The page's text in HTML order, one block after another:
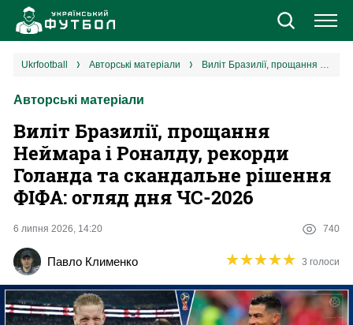
Новини
Єврокубки
УПЛ
Різне
ukrfootball авторські матеріали Виліт Бразилії, прощання Неймара і Роналду, рекорди Голанда та скандальне рішення ФІФА: огляд дня ЧС-2026
Авторські матеріали
Виліт Бразилії, прощання
Неймара і Роналду, рекорди
Голанда та скандальне рішення
ФІФА: огляд дня ЧС-2026
6 липня 2026, 14:20 740
Павло Клименко ★★★★★
★★★★★ 3 голоси